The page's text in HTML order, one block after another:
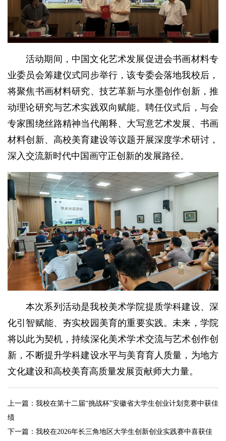
活动期间，中国文化艺术发展促进会书画材料专
业委员会筹建仪式同步举行，该专委会落地我校后，
将聚焦书画材料研究、技艺革新与水墨创作创新，推
动理论研究与艺术实践双向赋能。聘任仪式后，与会
专家围绕丝路精神当代阐释、大写意艺术发展、书画
材料创新、高校美育建设等议题开展深度学术研讨，
深入交流新时代中国画守正创新的发展路径。
本次系列活动是我校美术学院提质学科建设、深
化引智赋能、夯实校园美育的重要实践。未来，学院
将以此为契机，持续深化美术学术交流与艺术创作创
新，不断提升学科建设水平与美育育人质量，为地方
文化建设和高校美育高质量发展贡献师大力量。
上一篇： 我校在第十二届“挑战杯”安徽省大学生创业计划竞赛中获佳
绩
下一篇： 我校在2026年长三角地区大学生创新创业实践赛中喜获佳